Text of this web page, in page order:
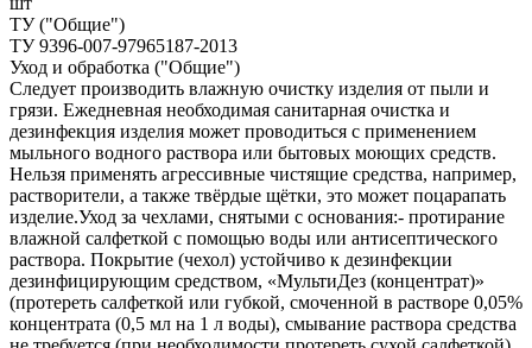
ТУ ("Общие")
ТУ 9396-007-97965187-2013
Уход и обработка ("Общие")
Следует производить влажную очистку изделия от пыли и
грязи. Ежедневная необходимая санитарная очистка и
дезинфекция изделия может проводиться с применением
мыльного водного раствора или бытовых моющих средств.
Нельзя применять агрессивные чистящие средства, например,
растворители, а также твёрдые щётки, это может поцарапать
изделие.Уход за чехлами, снятыми с основания:- протирание
влажной салфеткой с помощью воды или антисептического
раствора. Покрытие (чехол) устойчиво к дезинфекции
дезинфицирующим средством, «МультиДез (концентрат)»
(протереть салфеткой или губкой, смоченной в растворе 0,05%
концентрата (0,5 мл на 1 л воды), смывание раствора средства